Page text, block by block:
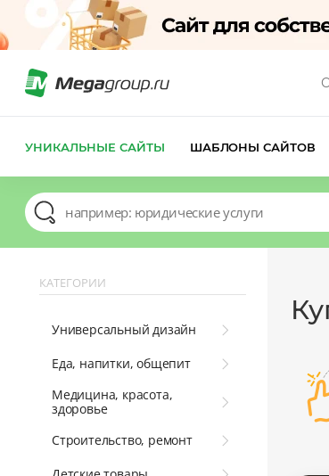
УНИКАЛЬНЫЕ САЙТЫ ШАБЛОНЫ САЙТОВ
КАТЕГОРИИ
Универсальный дизайн
Еда, напитки, общепит
Медицина, красота,
здоровье
Строительство, ремонт